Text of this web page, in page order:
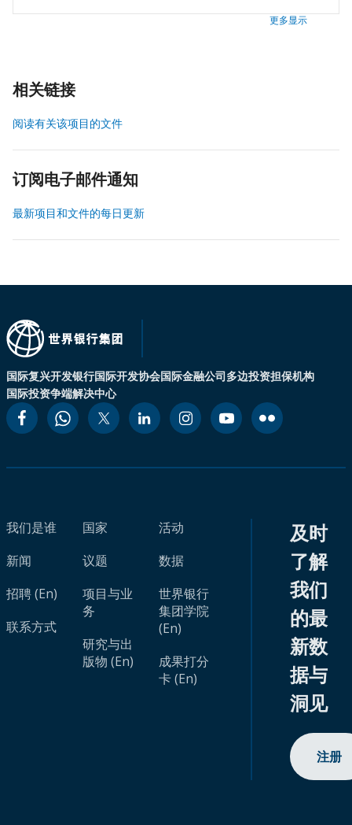
更多显示
相关链接
阅读有关该项目的文件
订阅电子邮件通知
最新项目和文件的每日更新
国际复兴开发银行国际开发协会国际金融公司多边投资担保机构
国际投资争端解决中心
我们是谁
新闻
招聘 (En)
联系方式
国家
议题
项目与业
务
研究与出
版物 (En)
活动
数据
世界银行
集团学院
(En)
成果打分
卡 (En)
及时
了解
我们
的最
新数
据与
洞见
注册